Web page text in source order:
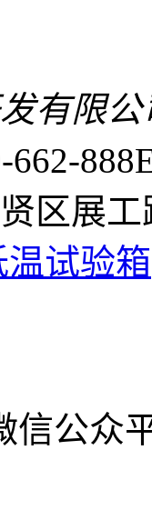
有限公
888
区展工
温试验箱
信公众